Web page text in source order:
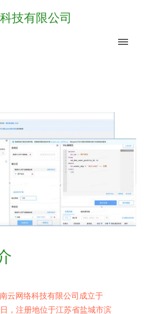
技有限公司
云网络科技有限公司成立于
，注册地位于江苏省盐城市滨